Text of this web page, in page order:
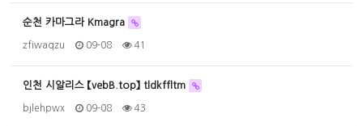
순천 카마그라 Kmagra
zfiwaqzu 09-08 41
인천 시알리스 【vebB.top】 tldkffltm
bjlehpwx 09-08 43